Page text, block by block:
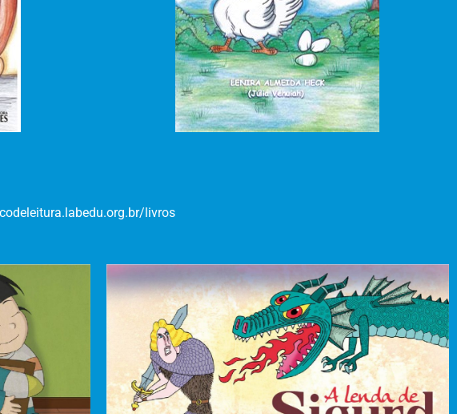
livros